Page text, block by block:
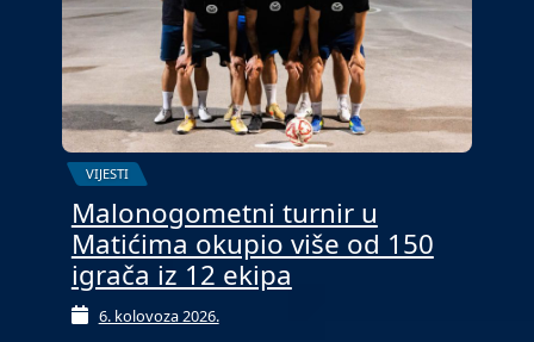
VIJESTI
Malonogometni turnir u
Matićima okupio više od 150
igrača iz 12 ekipa
6. kolovoza 2026.